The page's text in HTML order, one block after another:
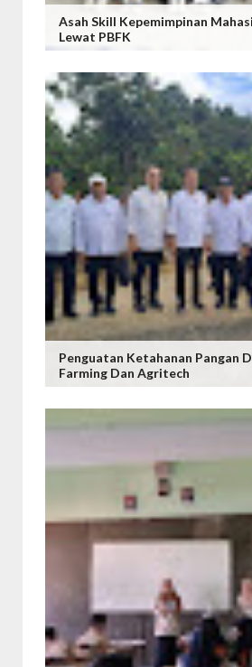
Asah Skill Kepemimpinan
Lewat PBFK
Penguatan Ketahanan Pangan
Farming Dan Agritech